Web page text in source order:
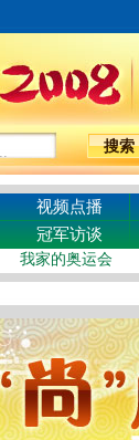
视频点播
冠军访谈
我家的奥运会